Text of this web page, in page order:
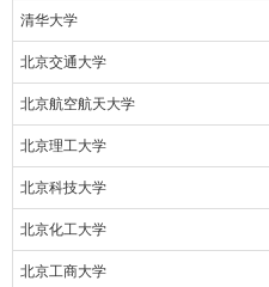
清华大学
北京交通大学
北京航空航天大学
北京理工大学
北京科技大学
北京化工大学
北京工商大学